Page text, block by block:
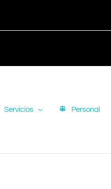
Servicios Personal